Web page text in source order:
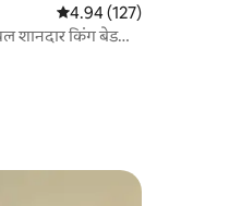
औसत रेटिंग 5 में से 4.94,
4.94 (127)
शानदार किंग बेड